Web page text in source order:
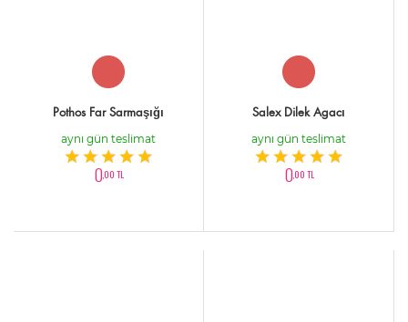
Pothos Far Sarmaşığı
aynı gün teslimat
0,00 TL
Salex Dilek Agacı
aynı gün teslimat
0,00 TL